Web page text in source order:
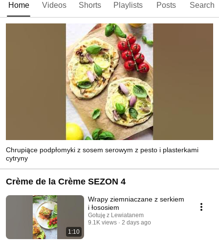
Home Videos Shorts Playlists Posts Search
Chrupiące podpłomyki z sosem serowym z pesto i plasterkami
cytryny
Crème de la Crème SEZON 4
1:10
Wrapy ziemniaczane z serkiem
i łososiem
Gotuję z Lewiatanem
9.1K views
2 days ago